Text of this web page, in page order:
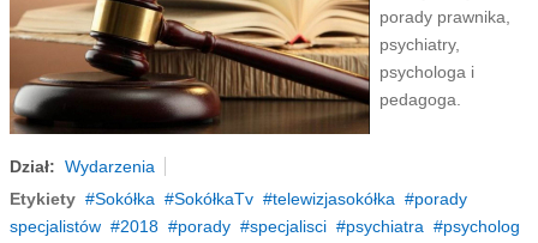
porady prawnika,
psychiatry,
psychologa i
pedagoga.
Dział: Wydarzenia
Etykiety
Sokółka SokółkaTv telewizjasokółka
porady
specjalistów
2018 porady specjalisci psychiatra
psycholog